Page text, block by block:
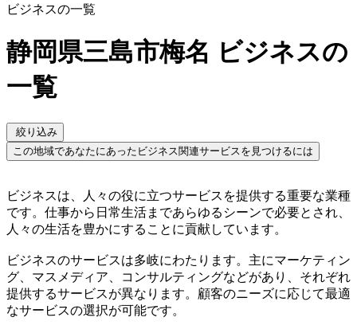
ビジネスの一覧
静岡県三島市梅名 ビジネスの
一覧
絞り込み
この地域であなたにあったビジネス関連サービスを見つけるには
ビジネスは、人々の役に立つサービスを提供する重要な業種
です。仕事から日常生活まであらゆるシーンで必要とされ、
人々の生活を豊かにすることに貢献しています。
ビジネスのサービスは多岐にわたります。主にマーケティン
グ、マスメディア、コンサルティングなどがあり、それぞれ
提供するサービスが異なります。顧客のニーズに応じて最適
なサービスの選択が可能です。